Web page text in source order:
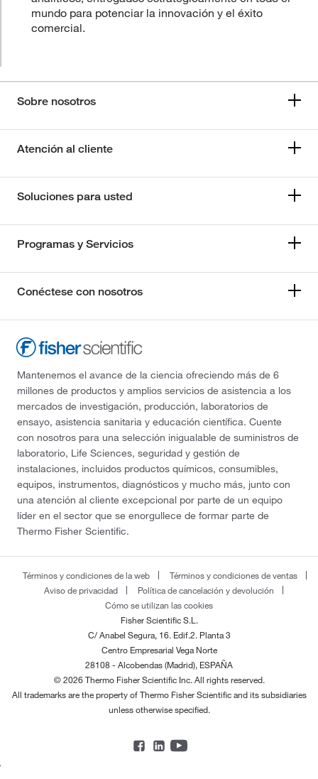
mundo para potenciar la innovación y el éxito
comercial.
Sobre nosotros
Atención al cliente
Soluciones para usted
Programas y Servicios
Conéctese con nosotros
Mantenemos el avance de la ciencia ofreciendo más de 6
millones de productos y amplios servicios de asistencia a los
mercados de investigación, producción, laboratorios de
ensayo, asistencia sanitaria y educación científica. Cuente
con nosotros para una selección inigualable de suministros de
laboratorio, Life Sciences, seguridad y gestión de
instalaciones, incluidos productos químicos, consumibles,
equipos, instrumentos, diagnósticos y mucho más, junto con
una atención al cliente excepcional por parte de un equipo
líder en el sector que se enorgullece de formar parte de
Thermo Fisher Scientific.
Términos y condiciones de la web
Términos y condiciones de ventas
Aviso de privacidad
Política de cancelación y devolución
Cómo se utilizan las cookies
Fisher Scientific S.L.
C/ Anabel Segura, 16. Edif.2. Planta 3
Centro Empresarial Vega Norte
28108 - Alcobendas (Madrid), ESPAÑA
© 2026 Thermo Fisher Scientific Inc. All rights reserved.
All trademarks are the property of Thermo Fisher Scientific and its subsidiaries
unless otherwise specified.